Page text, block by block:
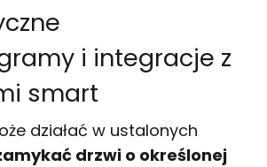
i integracje z
smart
działać w ustalonych
drzwi o określonej